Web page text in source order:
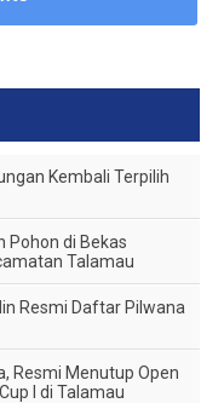
Kembali Terpilih
Pohon di Bekas
Talamau
Resmi Daftar Pilwana
Resmi Menutup Open
I di Talamau